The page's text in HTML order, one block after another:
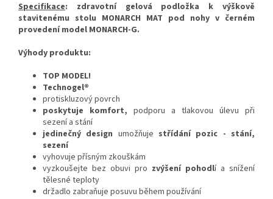
Specifikace: zdravotní gelová podložka k výškově
stavitenému stolu MONARCH MAT pod nohy v černém
provedení model MONARCH-G.
Výhody produktu:
TOP MODEL!
Technogel®
protiskluzový povrch
poskytuje komfort, podporu a tlakovou úlevu při
sezení a stání
jedinečný design umožňuje střídání pozic - stání,
sezení
vyhovuje přísným zkouškám
vyzkoušejte bez obuvi pro zvýšení pohodlí a snížení
tělesné teploty
držadlo zabraňuje posuvu během používání